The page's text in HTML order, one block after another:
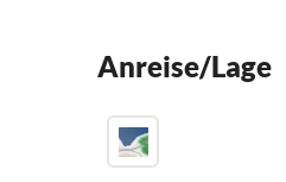
Anreise/Lage